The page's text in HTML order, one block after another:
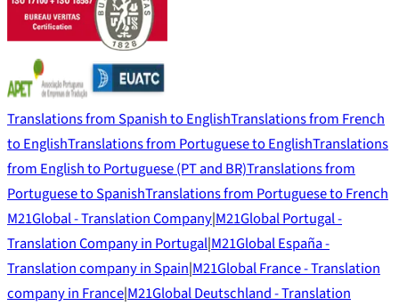
Translations from Spanish to EnglishTranslations from French
to EnglishTranslations from Portuguese to EnglishTranslations
from English to Portuguese (PT and BR)Translations from
Portuguese to SpanishTranslations from Portuguese to French
M21Global - Translation Company|M21Global Portugal -
Translation Company in Portugal|M21Global España -
Translation company in Spain|M21Global France - Translation
company in France|M21Global Deutschland - Translation